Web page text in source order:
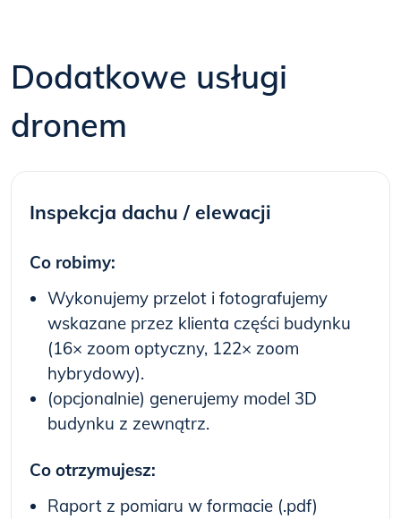
Dodatkowe usługi
dronem
Inspekcja dachu / elewacji
Co robimy:
Wykonujemy przelot i fotografujemy
wskazane przez klienta części budynku
(16× zoom optyczny, 122× zoom
hybrydowy).
(opcjonalnie) generujemy model 3D
budynku z zewnątrz.
Co otrzymujesz:
Raport z pomiaru w formacie (.pdf)